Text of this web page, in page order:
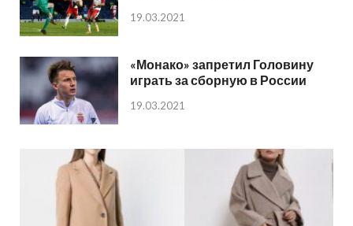
19.03.2021
«Монако» запретил Головину
играть за сборную в России
19.03.2021